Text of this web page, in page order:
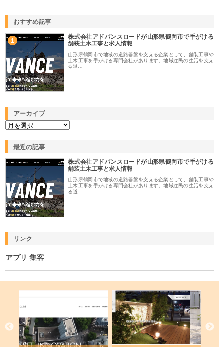
おすすめ記事
1
株式会社アドバンスロードが山形県鶴岡市で手がける
舗装土木工事と求人情報
山形県鶴岡市で地域の道路基盤を支える企業として、舗装工事や
土木工事を手がける専門会社があります。地域住民の生活を支え
る道…
アーカイブ
最近の記事
株式会社アドバンスロードが山形県鶴岡市で手がける
舗装土木工事と求人情報
山形県鶴岡市で地域の道路基盤を支える企業として、舗装工事や
土木工事を手がける専門会社があります。地域住民の生活を支え
る道…
リンク
アプリ 集客